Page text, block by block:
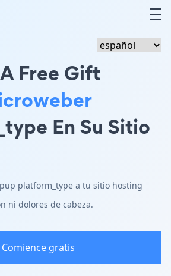
Free Gift
En Su Sitio
platform_type a tu sitio hosting
ni dolores de cabeza.
Comience gratis